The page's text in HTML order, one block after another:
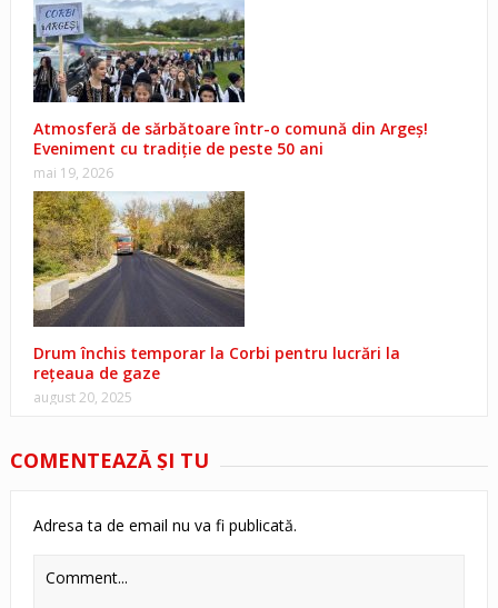
Atmosferă de sărbătoare într-o comună din Argeș!
Eveniment cu tradiție de peste 50 ani
mai 19, 2026
Drum închis temporar la Corbi pentru lucrări la
rețeaua de gaze
august 20, 2025
COMENTEAZĂ ŞI TU
Adresa ta de email nu va fi publicată.